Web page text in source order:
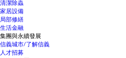
清潔除蟲
家居設備
局部修繕
生活金融
集團與永續發展
信義城市/了解信義
人才招募